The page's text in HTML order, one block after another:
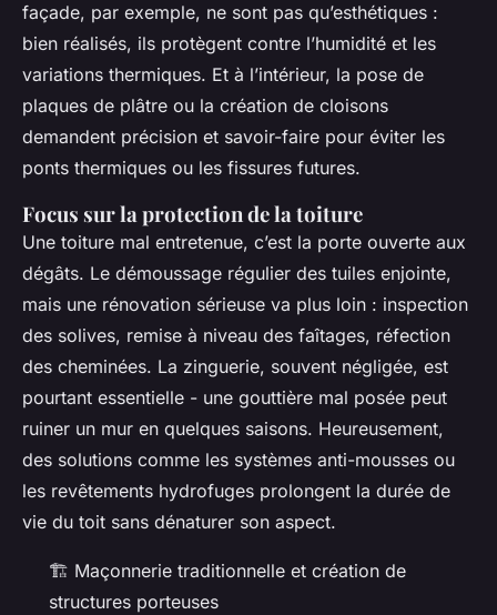
façade, par exemple, ne sont pas qu’esthétiques :
bien réalisés, ils protègent contre l’humidité et les
variations thermiques. Et à l’intérieur, la pose de
plaques de plâtre ou la création de cloisons
demandent précision et savoir-faire pour éviter les
ponts thermiques ou les fissures futures.
Focus sur la protection de la toiture
Une toiture mal entretenue, c’est la porte ouverte aux
dégâts. Le démoussage régulier des tuiles enjointe,
mais une rénovation sérieuse va plus loin : inspection
des solives, remise à niveau des faîtages, réfection
des cheminées. La zinguerie, souvent négligée, est
pourtant essentielle - une gouttière mal posée peut
ruiner un mur en quelques saisons. Heureusement,
des solutions comme les systèmes anti-mousses ou
les revêtements hydrofuges prolongent la durée de
vie du toit sans dénaturer son aspect.
🏗️ Maçonnerie traditionnelle et création de
structures porteuses